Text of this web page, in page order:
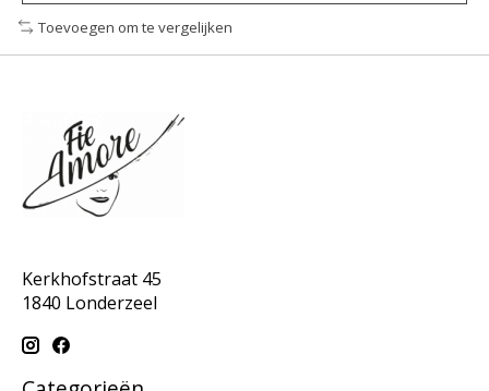
Toevoegen om te vergelijken
Kerkhofstraat 45
1840 Londerzeel